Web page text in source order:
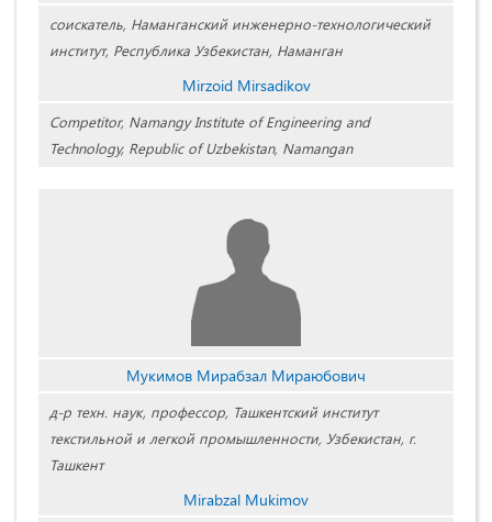
соискатель, Наманганский инженерно-технологический
институт, Республика Узбекистан, Наманган
Mirzoid Mirsadikov
Competitor, Namangy Institute of Engineering and
Technology, Republic of Uzbekistan, Namangan
Мукимов Мирабзал Мираюбович
д-р техн. наук, профессор, Ташкентский институт
текстильной и легкой промышленности, Узбекистан, г.
Ташкент
Mirabzal Mukimov